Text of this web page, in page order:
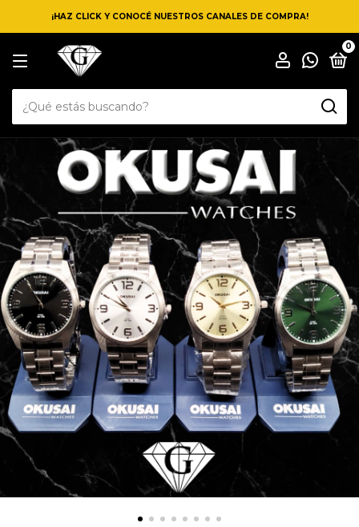
¡HAZ CLICK Y CONOCÉ NUESTROS CANALES DE COMPRA!
0